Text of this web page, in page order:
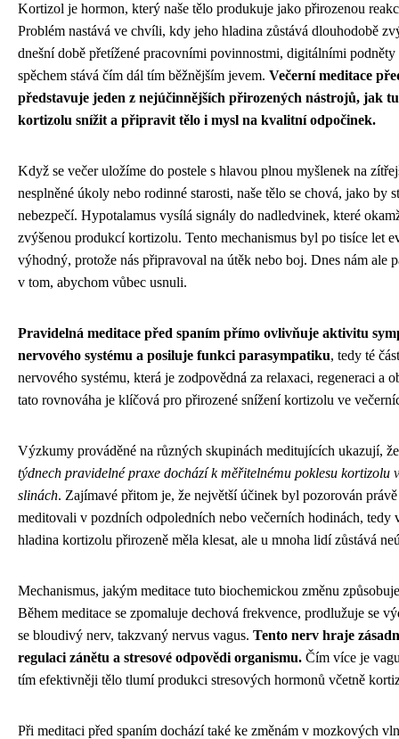
Kortizol je hormon, který naše tělo produkuje jako přirozenou
Problém nastává ve chvíli, kdy jeho hladina zůstává dlouhodobě
dnešní době přetížené pracovními povinnostmi, digitálními podněty
spěchem stává čím dál tím běžnějším jevem. Večerní meditace
představuje jeden z nejúčinnějších přirozených nástrojů, jak
kortizolu snížit a připravit tělo i mysl na kvalitní odpočinek.
Když se večer uložíme do postele s hlavou plnou myšlenek na
nesplněné úkoly nebo rodinné starosti, naše tělo se chová, jako by
nebezpečí. Hypotalamus vysílá signály do nadledvinek, které
zvýšenou produkcí kortizolu. Tento mechanismus byl po tisíce let
výhodný, protože nás připravoval na útěk nebo boj. Dnes nám ale
v tom, abychom vůbec usnuli.
Pravidelná meditace před spaním přímo ovlivňuje aktivitu
nervového systému a posiluje funkci parasympatiku, tedy té
nervového systému, která je zodpovědná za relaxaci, regeneraci a
tato rovnováha je klíčová pro přirozené snížení kortizolu ve
Výzkumy prováděné na různých skupinách meditujících ukazují,
týdnech pravidelné praxe dochází k měřitelnému poklesu kortizolu
slinách. Zajímavé přitom je, že největší účinek byl pozorován
meditovali v pozdních odpoledních nebo večerních hodinách, tedy
hladina kortizolu přirozeně měla klesat, ale u mnoha lidí zůstává
Mechanismus, jakým meditace tuto biochemickou změnu
Během meditace se zpomaluje dechová frekvence, prodlužuje se
se bloudivý nerv, takzvaný nervus vagus. Tento nerv hraje
regulaci zánětu a stresové odpovědi organismu. Čím více je
tím efektivněji tělo tlumí produkci stresových hormonů včetně
Při meditaci před spaním dochází také ke změnám v mozkových